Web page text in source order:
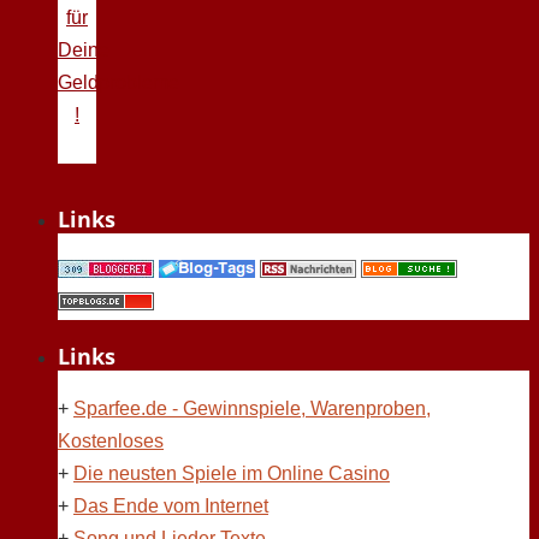
für
Deine
Geldprobleme
!
Links
Links
+ Sparfee.de - Gewinnspiele, Warenproben,
Kostenloses
+ Die neusten Spiele im Online Casino
+ Das Ende vom Internet